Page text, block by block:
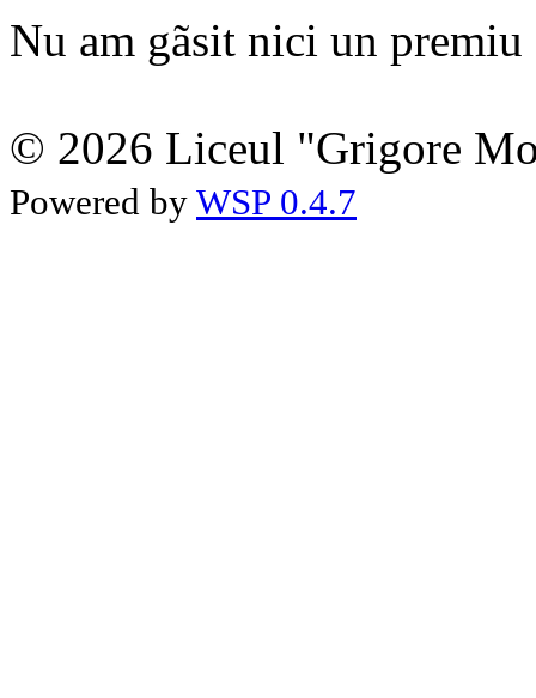
Nu am gãsit nici un premiu
© 2026 Liceul "Grigore
Powered by WSP 0.4.7